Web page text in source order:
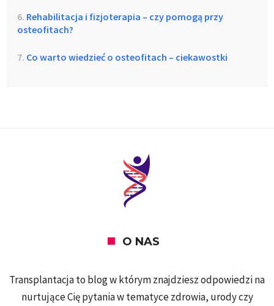
Rehabilitacja i fizjoterapia – czy pomogą przy
osteofitach?
Co warto wiedzieć o osteofitach – ciekawostki
O NAS
Transplantacja to blog w którym znajdziesz odpowiedzi na
nurtujące Cię pytania w tematyce zdrowia, urody czy